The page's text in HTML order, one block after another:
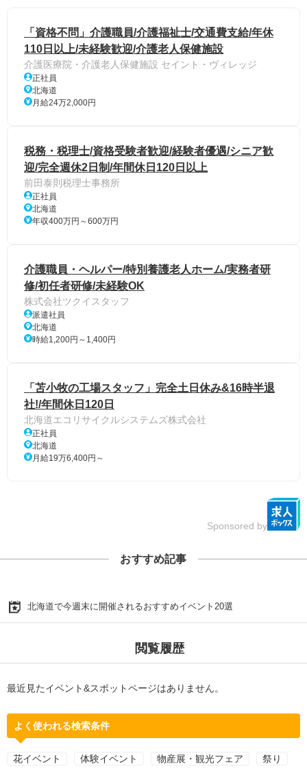
「資格不問」介護職員/介護福祉士/交通費支給/年休
110日以上/未経験歓迎/介護老人保健施設
介護医療院・介護老人保健施設 セイント・ヴィレッジ
正社員
北海道
月給24万2,000円
税務・税理士/資格受験者歓迎/経験者優遇/シニア歓
迎/完全週休2日制/年間休日120日以上
前田泰則税理士事務所
正社員
北海道
年収400万円～600万円
介護職員・ヘルパー/特別養護老人ホーム/実務者研
修/初任者研修/未経験OK
株式会社ツクイスタッフ
派遣社員
北海道
時給1,200円～1,400円
「苫小牧の工場スタッフ」完全土日休み&16時半退
社!/年間休日120日
北海道エコリサイクルシステムズ株式会社
正社員
北海道
月給19万6,400円～
Sponsored by
おすすめ記事
北海道で今週末に開催されるおすすめイベント20選
閲覧履歴
最近見たイベント&スポットページはありません。
よく使われる検索条件
花イベント 体験イベント 物産展・観光フェア 祭り